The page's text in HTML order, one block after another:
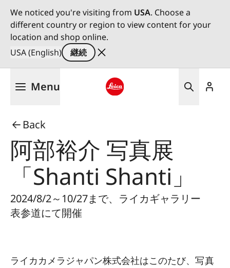
We noticed you're visiting from USA. Choose a
different country or region to view content for your
location and shop online.
USA (English)
継続
Menu
Back
阿部裕介 写真展
「Shanti Shanti」
2024/8/2～10/27まで、ライカギャラリー
表参道にて開催
ライカカメラジャパン株式会社はこのたび、写真